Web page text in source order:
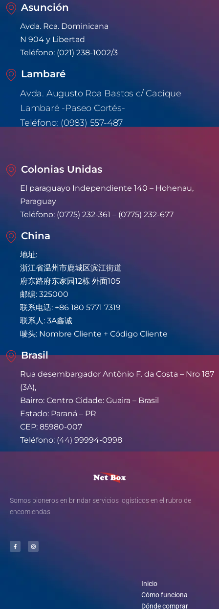
Asunción
Avda. Rca. Dominicana
N 904 y Libertad
Teléfono: (021) 238-1002/3
Lambaré
Avda. Augusto Roa Bastos c/ Cacique
Lambaré -Paseo Cortés-
Teléfono: (0983) 557-487
Colonias Unidas
El paraguayo Independiente 140 – Hohenau,
Paraguay
Teléfono: (0775) 232-361 – (0775) 232-677
China
地址:
浙江省温州市鹿城区滨江街道
府东路府东家园12栋 外面105
邮编: 325000
联系电话: +86 180 5771 7319
联系人: 3A鑫诚
唛头: Nombre Cliente + Código Cliente
Brasil
Rua desembargador Antônio F. da Costa – Nro 187
(3A),
Bairro: Centro Cidade: Guaira – Brasil
Estado: Paraná – PR
CEP: 85980-007
Teléfono: (44) 99994-0998
Somos pioneros en brindar servicios logísticos en el rubro de
encomiendas
Inicio
Cómo funciona
Dónde comprar